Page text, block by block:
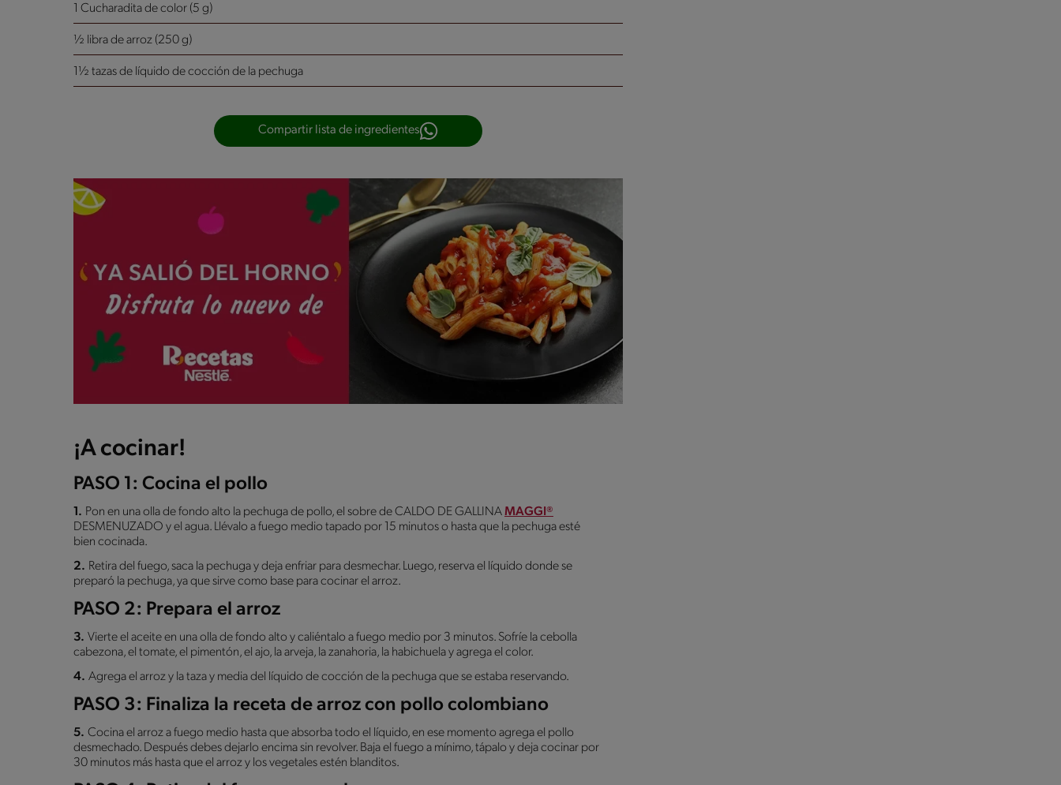
1 Cucharadita de color (5 g)
½ libra de arroz (250 g)
1½ tazas de líquido de cocción de la pechuga
Compartir lista de ingredientes
¡A cocinar!
PASO 1: Cocina el pollo
1. Pon en una olla de fondo alto la pechuga de pollo, el sobre de CALDO DE GALLINAMAGGI®
DESMENUZADO y el agua. Llévalo a fuego medio tapado por 15 minutos o hasta que la pechuga esté
bien cocinada.
2. Retira del fuego, saca la pechuga y deja enfriar para desmechar. Luego, reserva el líquido donde se
preparó la pechuga, ya que sirve como base para cocinar el arroz.
PASO 2: Prepara el arroz
3. Vierte el aceite en una olla de fondo alto y caliéntalo a fuego medio por 3 minutos. Sofríe la cebolla
cabezona, el tomate, el pimentón, el ajo, la arveja, la zanahoria, la habichuela y agrega el color.
4. Agrega el arroz y la taza y media del líquido de cocción de la pechuga que se estaba reservando.
PASO 3: Finaliza la receta de arroz con pollo colombiano
5. Cocina el arroz a fuego medio hasta que absorba todo el líquido, en ese momento agrega el pollo
desmechado. Después debes dejarlo encima sin revolver. Baja el fuego a mínimo, tápalo y deja cocinar por
30 minutos más hasta que el arroz y los vegetales estén blanditos.